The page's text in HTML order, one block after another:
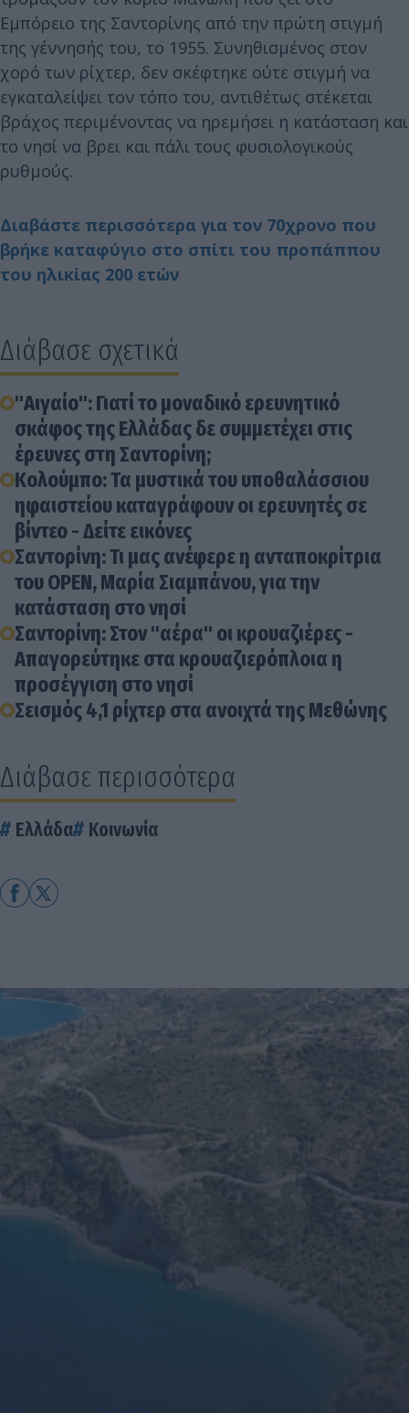
Εμπόρειο της Σαντορίνης από την πρώτη στιγμή
της γέννησής του, το 1955. Συνηθισμένος στον
χορό των ρίχτερ, δεν σκέφτηκε ούτε στιγμή να
εγκαταλείψει τον τόπο του, αντιθέτως στέκεται
βράχος περιμένοντας να ηρεμήσει η κατάσταση και
το νησί να βρει και πάλι τους φυσιολογικούς
ρυθμούς.
Διαβάστε περισσότερα για τον 70χρονο που
βρήκε καταφύγιο στο σπίτι του προπάππου
του ηλικίας 200 ετών
Διάβασε σχετικά
"Αιγαίο": Γιατί το μοναδικό ερευνητικό
σκάφος της Ελλάδας δε συμμετέχει στις
έρευνες στη Σαντορίνη;
Κολούμπο: Τα μυστικά του υποθαλάσσιου
ηφαιστείου καταγράφουν οι ερευνητές σε
βίντεο - Δείτε εικόνες
Σαντορίνη: Τι μας ανέφερε η ανταποκρίτρια
του OPEN, Μαρία Σιαμπάνου, για την
κατάσταση στο νησί
Σαντορίνη: Στον "αέρα" οι κρουαζιέρες -
Απαγορεύτηκε στα κρουαζιερόπλοια η
προσέγγιση στο νησί
Σεισμός 4,1 ρίχτερ στα ανοιχτά της Μεθώνης
Διάβασε περισσότερα
Ελλάδα Κοινωνία